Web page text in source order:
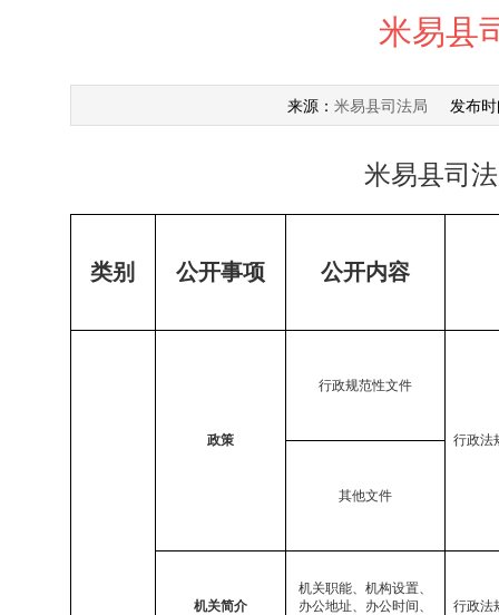
米易县
来源： 米易县司法局 发布时
米易县司法
类别 公开事项 公开内容
政策
行政规范性文件
行政法
其他文件
机关简介
机关职能、机构设置、
办公地址、办公时间、
行政法